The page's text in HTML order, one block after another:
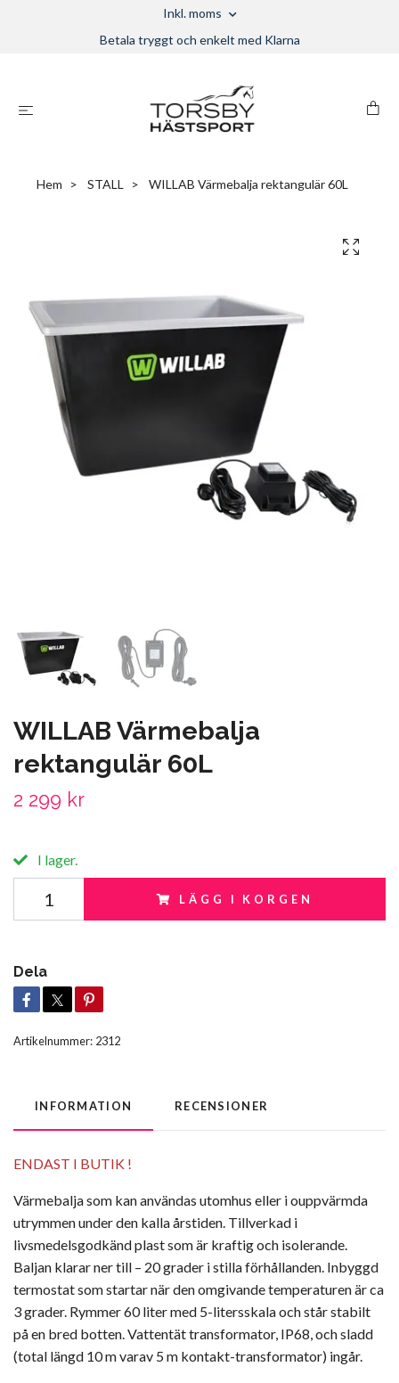
Inkl. moms
Betala tryggt och enkelt med Klarna
Hem STALL WILLAB Värmebalja rektangulär 60L
WILLAB Värmebalja
rektangulär 60L
2 299 kr
I lager.
LÄGG I KORGEN
Dela
Artikelnummer: 2312
INFORMATION RECENSIONER
ENDAST I BUTIK !
Värmebalja som kan användas utomhus eller i ouppvärmda
utrymmen under den kalla årstiden. Tillverkad i
livsmedelsgodkänd plast som är kraftig och isolerande.
Baljan klarar ner till – 20 grader i stilla förhållanden. Inbyggd
termostat som startar när den omgivande temperaturen är ca
3 grader. Rymmer 60 liter med 5-litersskala och står stabilt
på en bred botten. Vattentät transformator, IP68, och sladd
(total längd 10 m varav 5 m kontakt-transformator) ingår.